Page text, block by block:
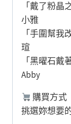
「戴了粉
小雅
「手圍幫
瑄
「黑曜石
Abby
購買方式
挑選妳想要